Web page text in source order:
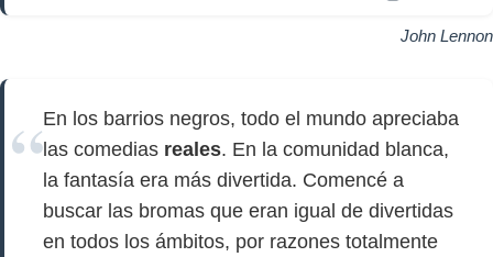
John Lennon
En los barrios negros, todo el mundo apreciaba
las comedias reales. En la comunidad blanca,
la fantasía era más divertida. Comencé a
buscar las bromas que eran igual de divertidas
en todos los ámbitos, por razones totalmente